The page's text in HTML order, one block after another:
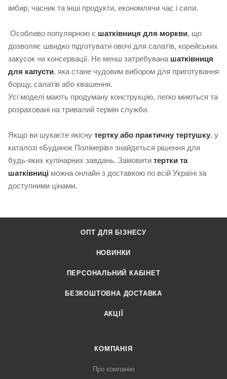
імбир, часник та інші продукти, економлячи час і сили.
Особливо популярною є шатківниця для моркви, що
дозволяє швидко підготувати овочі для салатів, корейських
закусок чи консервації. Не менш затребувана шатківниця
для капусти, яка стане чудовим вибором для приготування
борщу, салатів або квашення.
Усі моделі мають продуману конструкцію, легко миються та
розраховані на тривалий термін служби.
Якщо ви шукаєте якісну тертку або практичну тертушку, у
каталозі «Будинок Полімерів» знайдеться рішення для
будь-яких кулінарних завдань. Замовити тертки та
шатківниці можна онлайн з доставкою по всій Україні за
доступними цінами.
ОПТ ДЛЯ БІЗНЕСУ
НОВИНКИ
ПЕРСОНАЛЬНИЙ КАБІНЕТ
БЕЗКОШТОВНА ДОСТАВКА
АКЦІЇ
КОМПАНІЯ
Про компанію